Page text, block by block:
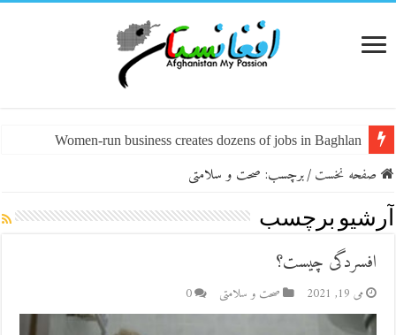
Women-run business creates dozens of jobs in Baghlan
صفحه نخست/برچسب: صحت و سلامتی
آرشیو برچسب
افسردگی چیست؟
می 19, 2021 صحت و سلامتی 0